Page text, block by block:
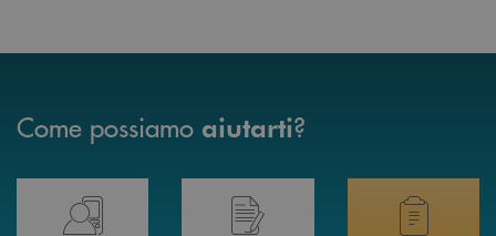
Come possiamo aiutarti?
Prenota il tuo appuntamento in Filiale direttamente da casa 24h su 24h
Hai bisogno di assistenza immediata?
Hai bisogno di